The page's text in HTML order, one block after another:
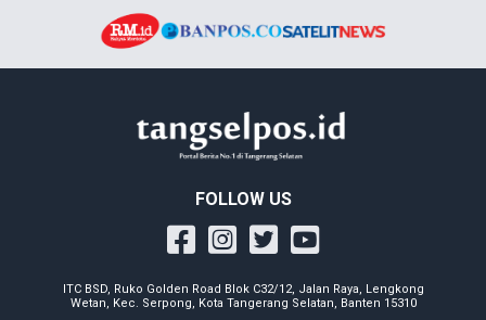
FOLLOW US
ITC BSD, Ruko Golden Road Blok C32/12, Jalan Raya, Lengkong
Wetan, Kec. Serpong, Kota Tangerang Selatan, Banten 15310